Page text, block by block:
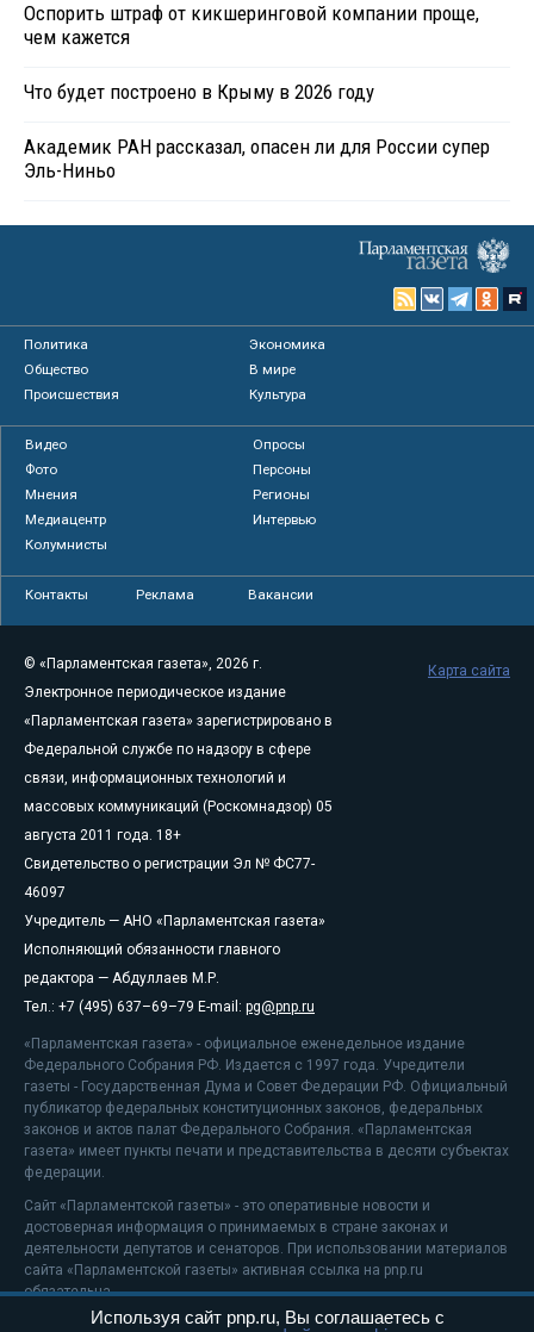
Оспорить штраф от кикшеринговой компании проще,
чем кажется
Что будет построено в Крыму в 2026 году
Академик РАН рассказал, опасен ли для России супер
Эль-Ниньо
Политика
Экономика
Общество
В мире
Происшествия
Культура
Видео
Опросы
Фото
Персоны
Мнения
Регионы
Медиацентр
Интервью
Колумнисты
Контакты Реклама Вакансии
© «Парламентская газета», 2026 г.
Электронное периодическое издание
«Парламентская газета» зарегистрировано в
Федеральной службе по надзору в сфере
связи, информационных технологий и
массовых коммуникаций (Роскомнадзор) 05
августа 2011 года. 18+
Свидетельство о регистрации Эл № ФС77-
46097
Учредитель — АНО «Парламентская газета»
Исполняющий обязанности главного
редактора — Абдуллаев М.Р.
Тел.: +7 (495) 637–69–79 E-mail: pg@pnp.ru
«Парламентская газета» - официальное еженедельное издание
Федерального Собрания РФ. Издается с 1997 года. Учредители
газеты - Государственная Дума и Совет Федерации РФ. Официальный
публикатор федеральных конституционных законов, федеральных
законов и актов палат Федерального Собрания. «Парламентская
газета» имеет пункты печати и представительства в десяти субъектах
федерации.
Сайт «Парламентской газеты» - это оперативные новости и
достоверная информация о принимаемых в стране законах и
деятельности депутатов и сенаторов. При использовании материалов
сайта «Парламентской газеты» активная ссылка на pnp.ru
обязательна.
На информационном ресурсе применяютсярекомендательные
Карта сайта
Используя сайт pnp.ru, Вы соглашаетесь с